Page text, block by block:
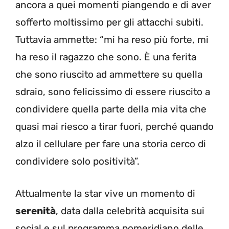
ancora a quei momenti piangendo e di aver
sofferto moltissimo per gli attacchi subiti.
Tuttavia ammette: “mi ha reso più forte, mi
ha reso il ragazzo che sono. È una ferita
che sono riuscito ad ammettere su quella
sdraio, sono felicissimo di essere riuscito a
condividere quella parte della mia vita che
quasi mai riesco a tirar fuori, perché quando
alzo il cellulare per fare una storia cerco di
condividere solo positività”.
Attualmente la star vive un momento di
serenità, data dalla celebrità acquisita sui